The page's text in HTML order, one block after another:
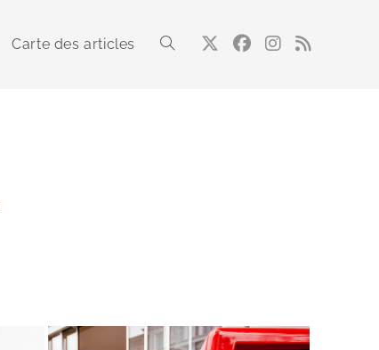
Carte des articles Toggle